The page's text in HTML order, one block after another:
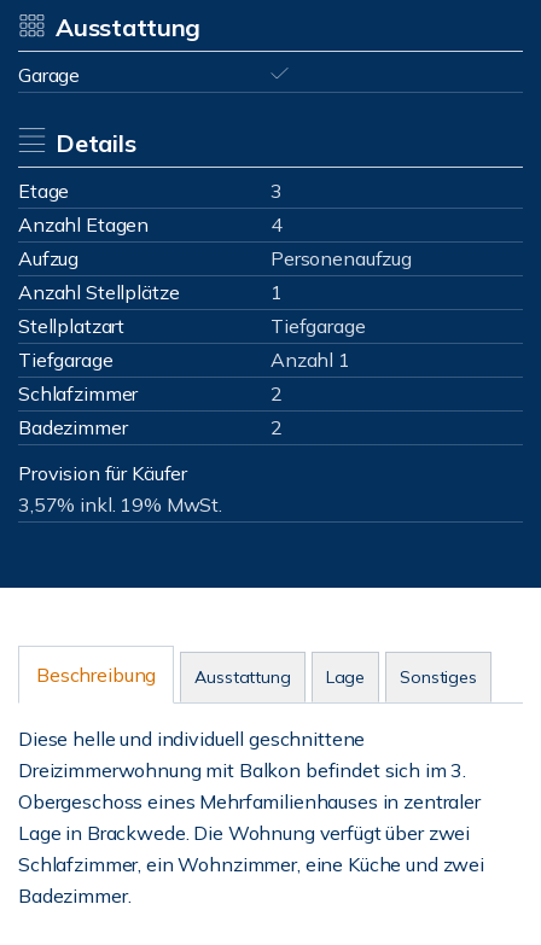
Ausstattung
Garage
Details
Etage
3
Anzahl Etagen
4
Aufzug
Personenaufzug
Anzahl Stellplätze
1
Stellplatzart
Tiefgarage
Tiefgarage
Anzahl 1
Schlafzimmer
2
Badezimmer
2
Provision für Käufer
3,57% inkl. 19% MwSt.
Beschreibung Ausstattung Lage Sonstiges
Diese helle und individuell geschnittene
Dreizimmerwohnung mit Balkon befindet sich im 3.
Obergeschoss eines Mehrfamilienhauses in zentraler
Lage in Brackwede. Die Wohnung verfügt über zwei
Schlafzimmer, ein Wohnzimmer, eine Küche und zwei
Badezimmer.